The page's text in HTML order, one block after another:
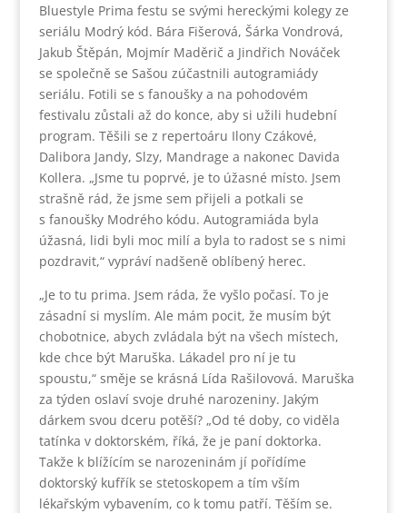
Bluestyle Prima festu se svými hereckými kolegy ze
seriálu Modrý kód. Bára Fišerová, Šárka Vondrová,
Jakub Štěpán, Mojmír Maděrič a Jindřich Nováček
se společně se Sašou zúčastnili autogramiády
seriálu. Fotili se s fanoušky a na pohodovém
festivalu zůstali až do konce, aby si užili hudební
program. Těšili se z repertoáru Ilony Czákové,
Dalibora Jandy, Slzy, Mandrage a nakonec Davida
Kollera. „Jsme tu poprvé, je to úžasné místo. Jsem
strašně rád, že jsme sem přijeli a potkali se
s fanoušky Modrého kódu. Autogramiáda byla
úžasná, lidi byli moc milí a byla to radost se s nimi
pozdravit,“ vypráví nadšeně oblíbený herec.
„Je to tu prima. Jsem ráda, že vyšlo počasí. To je
zásadní si myslím. Ale mám pocit, že musím být
chobotnice, abych zvládala být na všech místech,
kde chce být Maruška. Lákadel pro ní je tu
spoustu,“ směje se krásná Lída Rašilovová. Maruška
za týden oslaví svoje druhé narozeniny. Jakým
dárkem svou dceru potěší? „Od té doby, co viděla
tatínka v doktorském, říká, že je paní doktorka.
Takže k blížícím se narozeninám jí pořídíme
doktorský kufřík se stetoskopem a tím vším
lékařským vybavením, co k tomu patří. Těším se.